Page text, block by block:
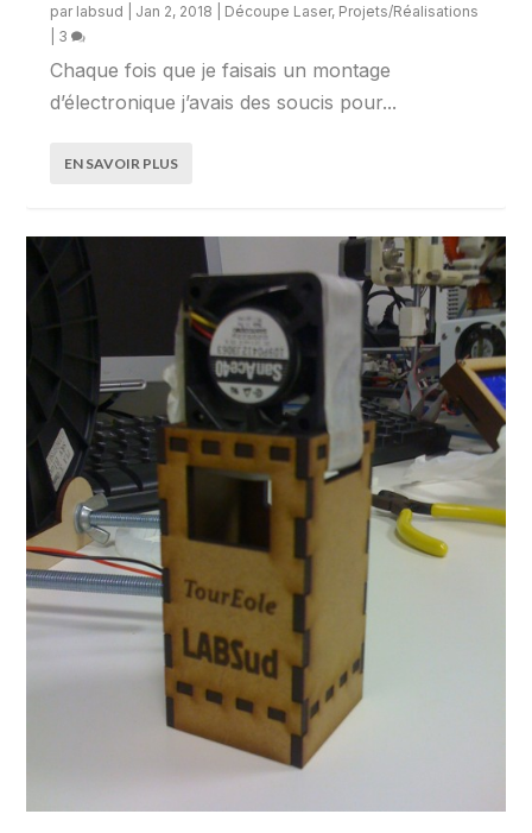
par labsud Jan 2, 2018 Découpe Laser, Projets/Réalisations
3
Chaque fois que je faisais un montage
d’électronique j’avais des soucis pour...
EN SAVOIR PLUS